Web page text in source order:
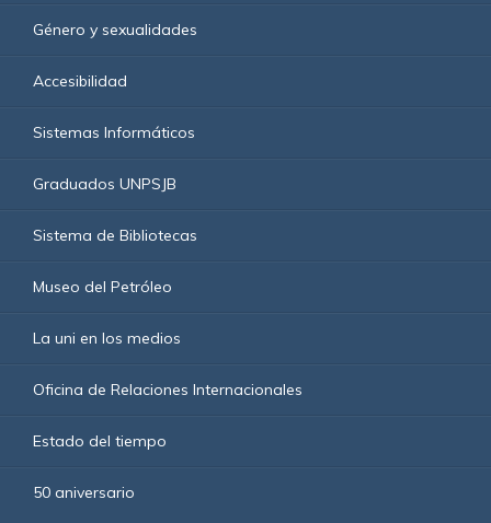
Género y sexualidades
Accesibilidad
Sistemas Informáticos
Graduados UNPSJB
Sistema de Bibliotecas
Museo del Petróleo
La uni en los medios
Oficina de Relaciones Internacionales
Estado del tiempo
50 aniversario